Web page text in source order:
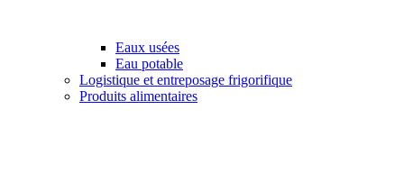
Eaux usées
Eau potable
Logistique et entreposage frigorifique
Produits alimentaires